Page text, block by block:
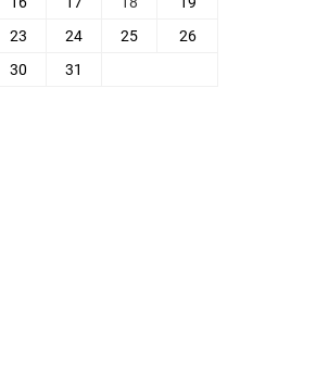
23 24 25
26
30
31